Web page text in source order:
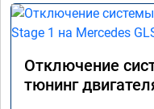
Отключение
тюнинг